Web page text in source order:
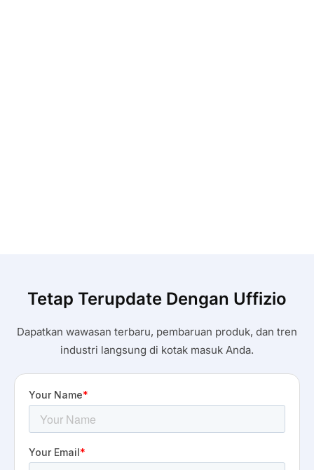
Tetap Terupdate Dengan Uffizio
Dapatkan wawasan terbaru, pembaruan produk, dan tren
industri langsung di kotak masuk Anda.